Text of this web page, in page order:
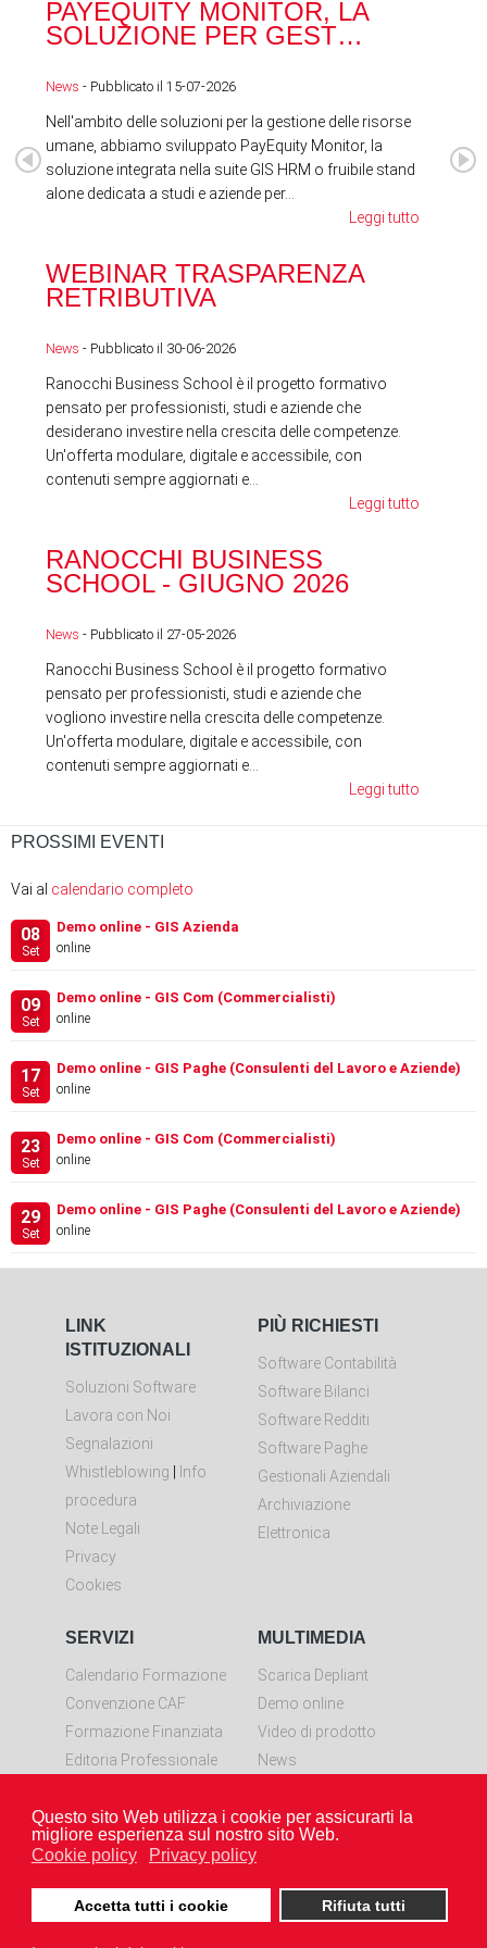
Questo sito Web utilizza i cookie per assicurarti la
migliore esperienza sul nostro sito Web.
Cookie policy
Privacy policy
Accetta tutti i cookie Rifiuta tutti
PAYEQUITY MONITOR, LA
SOLUZIONE PER GEST…
News - Pubblicato il 15-07-2026
Nell'ambito delle soluzioni per la gestione delle risorse
umane, abbiamo sviluppato PayEquity Monitor, la
soluzione integrata nella suite GIS HRM o fruibile stand
alone dedicata a studi e aziende per...
Leggi tutto
WEBINAR TRASPARENZA
RETRIBUTIVA
News - Pubblicato il 30-06-2026
Ranocchi Business School è il progetto formativo
pensato per professionisti, studi e aziende che
desiderano investire nella crescita delle competenze.
Un'offerta modulare, digitale e accessibile, con
contenuti sempre aggiornati e...
Leggi tutto
RANOCCHI BUSINESS
SCHOOL - GIUGNO 2026
News - Pubblicato il 27-05-2026
Ranocchi Business School è il progetto formativo
pensato per professionisti, studi e aziende che
vogliono investire nella crescita delle competenze.
Un'offerta modulare, digitale e accessibile, con
contenuti sempre aggiornati e...
Leggi tutto
PROSSIMI EVENTI
Vai al calendario completo
08
Set
Demo online - GIS Azienda
online
09
Set
Demo online - GIS Com (Commercialisti)
online
17
Set
Demo online - GIS Paghe (Consulenti del Lavoro e Aziende)
online
23
Set
Demo online - GIS Com (Commercialisti)
online
29
Set
Demo online - GIS Paghe (Consulenti del Lavoro e Aziende)
online
LINK
ISTITUZIONALI
Soluzioni Software
Lavora con Noi
Segnalazioni
Whistleblowing | Info
procedura
Note Legali
Privacy
Cookies
PIÙ RICHIESTI
Software Contabilità
Software Bilanci
Software Redditi
Software Paghe
Gestionali Aziendali
Archiviazione
Elettronica
SERVIZI
Calendario Formazione
Convenzione CAF
Formazione Finanziata
Editoria Professionale
Scarica LiveResolve per
Windows
MULTIMEDIA
Scarica Depliant
Demo online
Video di prodotto
News